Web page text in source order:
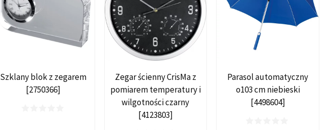
Szklany blok z zegarem
[2750366]
Zegar ścienny CrisMa z
pomiarem temperatury i
wilgotności czarny
[4123803]
Parasol automatyczny
o103 cm niebieski
[4498604]